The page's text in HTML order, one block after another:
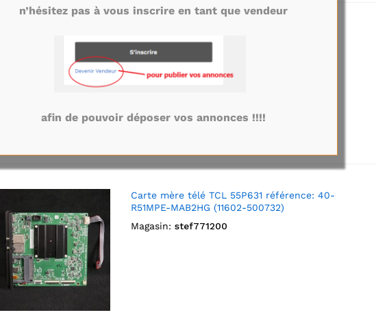
référence: 12302-50011
Magasin:stef771200
Carte mère télé TCL 55P631 référence: 40-
R51MPE-MAB2HG (11602-500732)
Magasin:stef771200
n’hésitez pas à vous inscrire en tant que vendeur
afin de pouvoir déposer vos annonces !!!!